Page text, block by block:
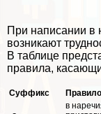
При написании в
возникают
В таблице
правила,
Суффикс Правило
в